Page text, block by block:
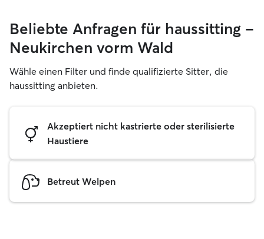
Beliebte Anfragen für haussitting –
Neukirchen vorm Wald
Wähle einen Filter und finde qualifizierte Sitter, die
haussitting anbieten.
Akzeptiert nicht kastrierte oder sterilisierte
Haustiere
Betreut Welpen